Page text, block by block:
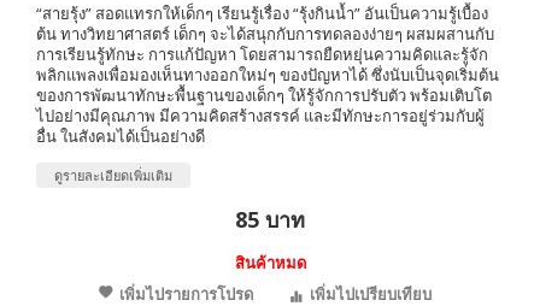
“สายรุ้ง” สอดแทรกให้เด็กๆ เรียนรู้เรื่อง “รุ้งกินน้ำ” อันเป็นความรู้เบื้อง
ต้น ทางวิทยาศาสตร์ เด็กๆ จะได้สนุกกับการทดลองง่ายๆ ผสมผสานกับ
การเรียนรู้ทักษะ การแก้ปัญหา โดยสามารถยืดหยุ่นความคิดและรู้จัก
พลิกแพลงเพื่อมองเห็นทางออกใหม่ๆ ของปัญหาได้ ซึ่งนับเป็นจุดเริ่มต้น
ของการพัฒนาทักษะพื้นฐานของเด็กๆ ให้รู้จักการปรับตัว พร้อมเติบโต
ไปอย่างมีคุณภาพ มีความคิดสร้างสรรค์ และมีทักษะการอยู่ร่วมกับผู้
อื่น ในสังคมได้เป็นอย่างดี
ดูรายละเอียดเพิ่มเติม
85 บาท
สินค้าหมด
เพิ่มไปรายการโปรด
เพิ่มไปเปรียบเทียบ